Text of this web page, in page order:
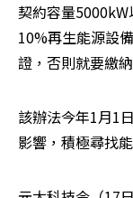
契約容量
10%再生能源設
證，否則就要繳
該辦法今年1月1
影響，積極尋找